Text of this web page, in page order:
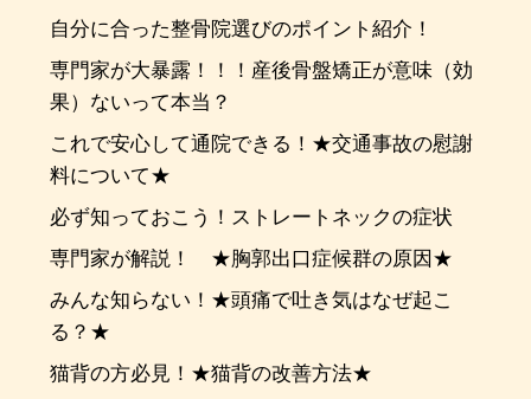
自分に合った整骨院選びのポイント紹介！
専門家が大暴露！！！産後骨盤矯正が意味（効
果）ないって本当？
これで安心して通院できる！★交通事故の慰謝
料について★
必ず知っておこう！ストレートネックの症状
専門家が解説！ ★胸郭出口症候群の原因★
みんな知らない！★頭痛で吐き気はなぜ起こ
る？★
猫背の方必見！★猫背の改善方法★